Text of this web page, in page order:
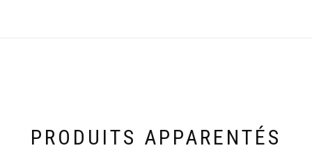
PRODUITS APPARENTÉS